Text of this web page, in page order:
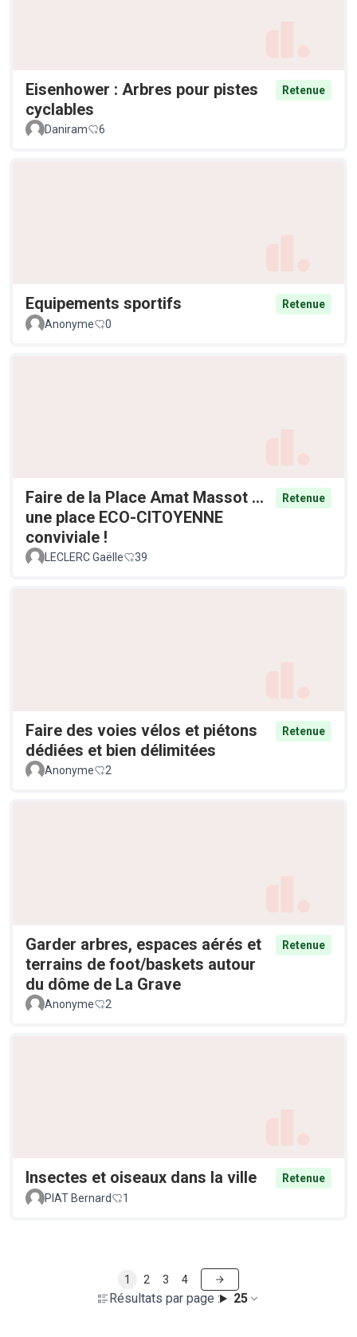
Eisenhower : Arbres pour pistes
cyclables
Retenue
Daniram 6
Equipements sportifs
Retenue
Anonyme
0
Faire de la Place Amat Massot ...
une place ECO-CITOYENNE
conviviale !
Retenue
LECLERC Gaëlle 39
Faire des voies vélos et piétons
dédiées et bien délimitées
Retenue
Anonyme 2
Garder arbres, espaces aérés et
terrains de foot/baskets autour
du dôme de La Grave
Retenue
Anonyme 2
Insectes et oiseaux dans la ville
Retenue
PIAT Bernard
1
Résultats par page : 25
1 2 3 4